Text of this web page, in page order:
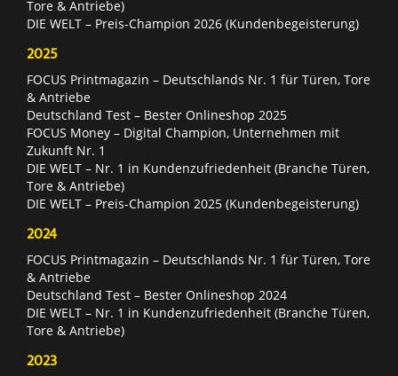
Tore & Antriebe)
DIE WELT – Preis-Champion 2026 (Kundenbegeisterung)
2025
FOCUS Printmagazin – Deutschlands Nr. 1 für Türen, Tore
& Antriebe
Deutschland Test – Bester Onlineshop 2025
FOCUS Money – Digital Champion, Unternehmen mit
Zukunft Nr. 1
DIE WELT – Nr. 1 in Kundenzufriedenheit (Branche Türen,
Tore & Antriebe)
DIE WELT – Preis-Champion 2025 (Kundenbegeisterung)
2024
FOCUS Printmagazin – Deutschlands Nr. 1 für Türen, Tore
& Antriebe
Deutschland Test – Bester Onlineshop 2024
DIE WELT – Nr. 1 in Kundenzufriedenheit (Branche Türen,
Tore & Antriebe)
2023